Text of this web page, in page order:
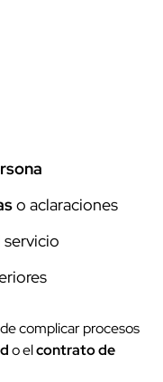
o aclaraciones
complicar procesos
o elcontrato de